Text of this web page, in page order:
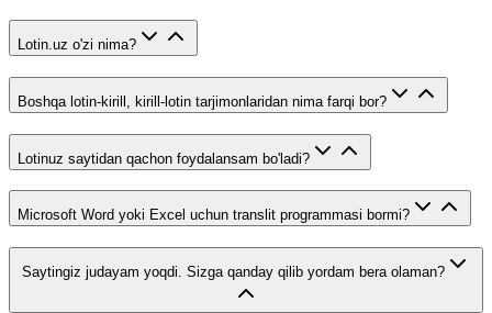
Lotin.uz o'zi nima?
Boshqa lotin-kirill, kirill-lotin tarjimonlaridan nima farqi bor?
Lotinuz saytidan qachon foydalansam bo'ladi?
Microsoft Word yoki Excel uchun translit programmasi bormi?
Saytingiz judayam yoqdi. Sizga qanday qilib yordam bera olaman?